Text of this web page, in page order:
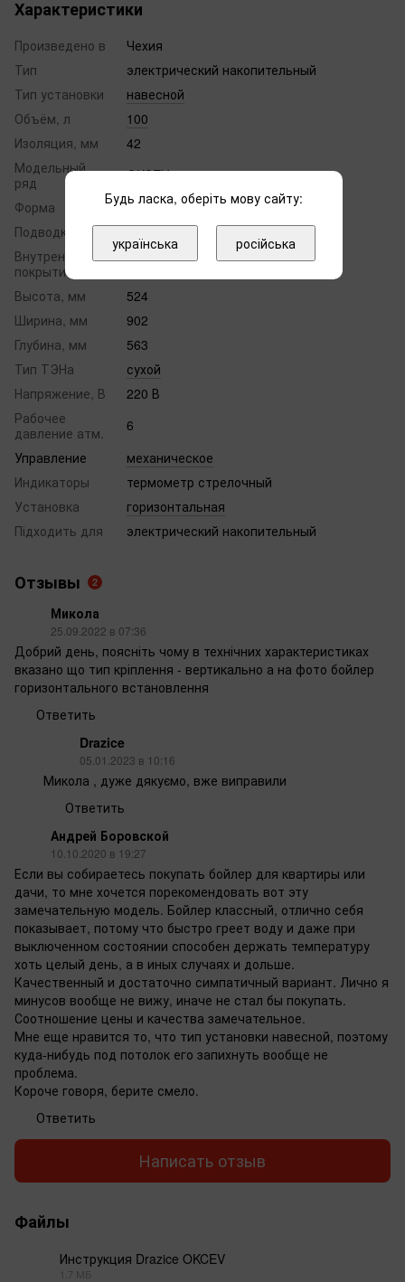
Характеристики
Произведено в
Чехия
Тип
электрический накопительный
Тип установки
навесной
Объём, л
100
Изоляция, мм
42
Модельный
ряд
OKCEV
Форма
круглая
Подводка труб
нижняя
Внутреннее
покрытие бака
эмаль
Высота, мм
524
Ширина, мм
902
Глубина, мм
563
Тип ТЭНа
сухой
Напряжение, В
220 В
Рабочее
давление атм.
6
Управление
механическое
Индикаторы
термометр стрелочный
Установка
горизонтальная
Підходить для
электрический накопительный
Отзывы 2
Микола
25.09.2022 в 07:36
Добрий день, поясніть чому в технічних характеристиках
вказано що тип кріплення - вертикально а на фото бойлер
горизонтального встановлення
Ответить
Drazice
05.01.2023 в 10:16
Микола , дуже дякуємо, вже виправили
Ответить
Андрей Боровской
10.10.2020 в 19:27
Если вы собираетесь покупать бойлер для квартиры или
дачи, то мне хочется порекомендовать вот эту
замечательную модель. Бойлер классный, отлично себя
показывает, потому что быстро греет воду и даже при
выключенном состоянии способен держать температуру
хоть целый день, а в иных случаях и дольше.
Качественный и достаточно симпатичный вариант. Лично я
минусов вообще не вижу, иначе не стал бы покупать.
Соотношение цены и качества замечательное.
Мне еще нравится то, что тип установки навесной, поэтому
куда-нибудь под потолок его запихнуть вообще не
проблема.
Короче говоря, берите смело.
Ответить
Написать отзыв
Файлы
Инструкция Drazice OKCEV
1.7 МБ
Будь ласка, оберіть мову сайту:
українська російська